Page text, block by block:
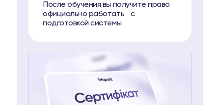
После обучения вы получите право
официально работать с
подготовкой системы